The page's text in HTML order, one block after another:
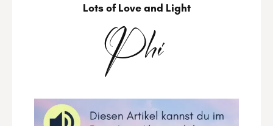
Lots of Love and Light
Phi